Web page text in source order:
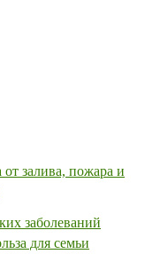
залива, пожара и
заболеваний
для семьи